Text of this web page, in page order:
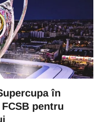
în
pentru